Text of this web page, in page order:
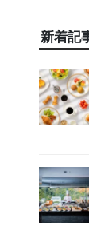
新着記